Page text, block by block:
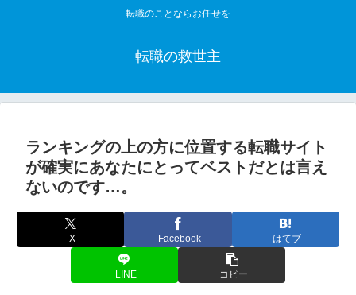
転職のことならお任せを
転職の救世主
ランキングの上の方に位置する転職サイト
が確実にあなたにとってベストだとは言え
ないのです…。
X Facebook はてブ
LINE コピー